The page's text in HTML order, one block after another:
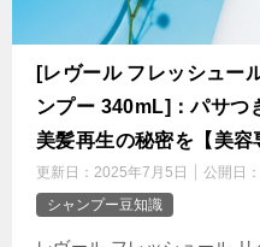
[レヴール フレッシュー
ンプー 340mL]：パサつ
美髪再生の秘密を【美容
更新日： 2025年7月5日 公開日：
シャンプー豆知識